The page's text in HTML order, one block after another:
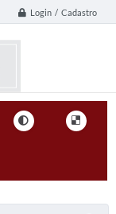
Login / Cadastro